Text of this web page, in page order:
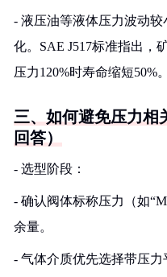
- 液压油等液体压力波动
化。SAE J517标准指出，
压力120%时寿命缩短50%。
三、如何避免压力相
回答）
- 选型阶段：
- 确认阀体标称压力（如
余量。
- 气体介质优先选择带压